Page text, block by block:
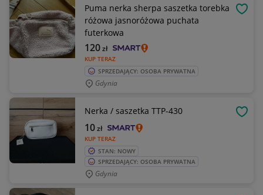
Puma nerka sherpa saszetka torebka
różowa jasnoróżowa puchata
futerkowa
KUP TERAZ
120zł
SPRZEDAJĄCY: OSOBA PRYWATNA
Gdynia
Nerka / saszetka TTP-430
KUP TERAZ
10zł
STAN: NOWY
SPRZEDAJĄCY: OSOBA PRYWATNA
Gdynia